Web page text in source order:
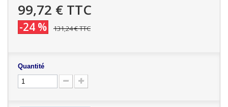
99,72 € TTC
-24 % 131,24 €TTC
Quantité